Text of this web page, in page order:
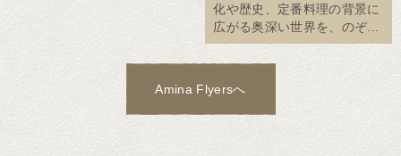
化や歴史、定番料理の背景に
広がる奥深い世界を、のぞ...
Amina Flyersへ